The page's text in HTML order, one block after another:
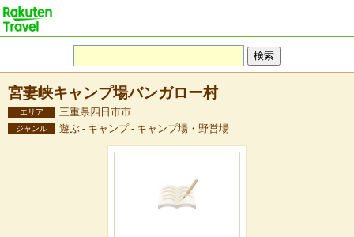
宮妻峡キャンプ場バンガロー村
エリア 三重県四日市市
ジャンル 遊ぶ - キャンプ - キャンプ場・野営場